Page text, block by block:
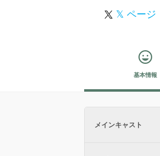
𝕏 ページ
基本情報
メインキャスト